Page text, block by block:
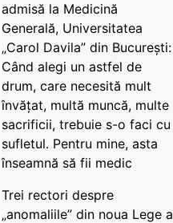
admisă la Medicină
Generală, Universitatea
„Carol Davila” din București:
Când alegi un astfel de
drum, care necesită mult
învățat, multă muncă, multe
sacrificii, trebuie s-o faci cu
sufletul. Pentru mine, asta
înseamnă să fii medic
Trei rectori despre
„anomaliile” din noua Lege a